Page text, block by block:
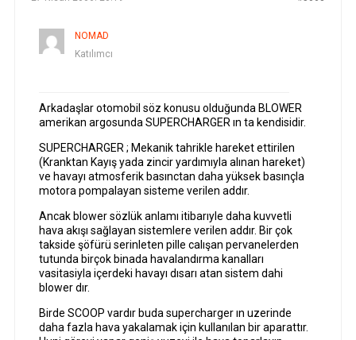
NOMAD
Katılımcı
Arkadaşlar otomobil söz konusu olduğunda BLOWER
amerikan argosunda SUPERCHARGER ın ta kendisidir.
SUPERCHARGER ; Mekanik tahrikle hareket ettirilen
(Kranktan Kayış yada zincir yardımıyla alınan hareket)
ve havayı atmosferik basınctan daha yüksek basınçla
motora pompalayan sisteme verilen addır.
Ancak blower sözlük anlamı itibarıyle daha kuvvetli
hava akışı sağlayan sistemlere verilen addır. Bir çok
takside şöfürü serinleten pille calışan pervanelerden
tutunda birçok binada havalandırma kanalları
vasitasiyla içerdeki havayı dısarı atan sistem dahi
blower dır.
Birde SCOOP vardır buda supercharger ın uzerinde
daha fazla hava yakalamak için kullanılan bir aparattır.